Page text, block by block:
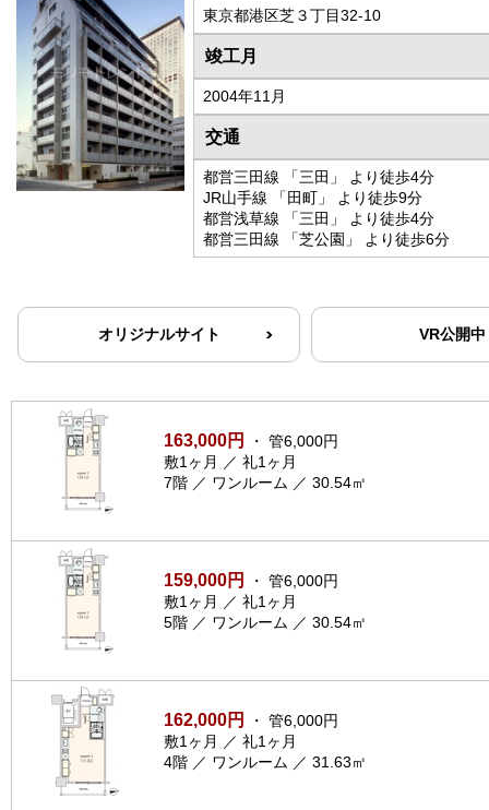
東京都港区芝３丁目32-10
竣工月
2004年11月
交通
都営三田線 「三田」 より徒歩4分
JR山手線 「田町」 より徒歩9分
都営浅草線 「三田」 より徒歩4分
都営三田線 「芝公園」 より徒歩6分
オリジナルサイト VR公開中
163,000円
・ 管6,000円
敷1ヶ月 ／ 礼1ヶ月
7階 ／ ワンルーム ／ 30.54㎡
159,000円
・ 管6,000円
敷1ヶ月 ／ 礼1ヶ月
5階 ／ ワンルーム ／ 30.54㎡
162,000円
・ 管6,000円
敷1ヶ月 ／ 礼1ヶ月
4階 ／ ワンルーム ／ 31.63㎡